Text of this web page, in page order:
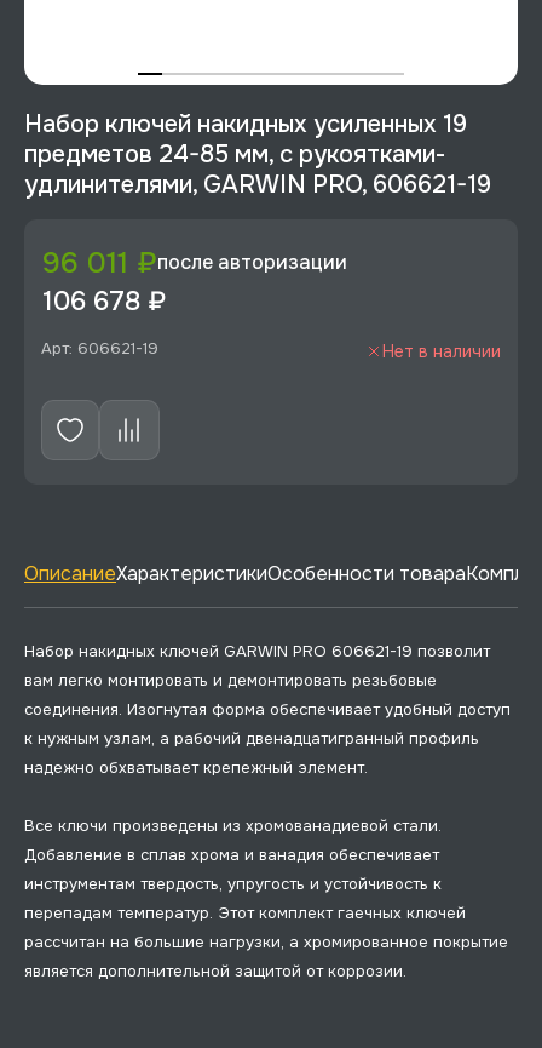
Набор ключей накидных усиленных 19
предметов 24-85 мм, с рукоятками-
удлинителями, GARWIN PRO, 606621-19
96 011 ₽после авторизации
106 678 ₽
Арт: 606621-19 Нет в наличии
ОписаниеХарактеристикиОсобенности товара
Набор накидных ключей GARWIN PRO 606621-19 позволит
вам легко монтировать и демонтировать резьбовые
соединения. Изогнутая форма обеспечивает удобный доступ
к нужным узлам, а рабочий двенадцатигранный профиль
надежно обхватывает крепежный элемент.
Все ключи произведены из хромованадиевой стали.
Добавление в сплав хрома и ванадия обеспечивает
инструментам твердость, упругость и устойчивость к
перепадам температур. Этот комплект гаечных ключей
рассчитан на большие нагрузки, а хромированное покрытие
является дополнительной защитой от коррозии.